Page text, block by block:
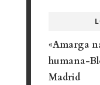
«Amarga
humana-
Madrid